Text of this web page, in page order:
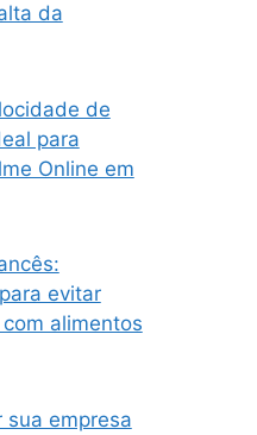
da
de
para
Online em
evitar
alimentos
sua empresa